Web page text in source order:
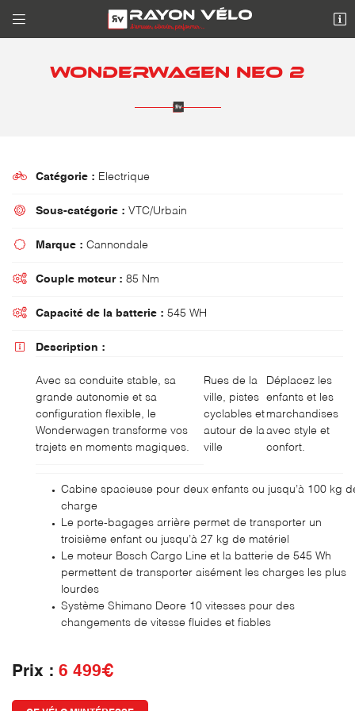
 
10 Avenue de l'Europe
01 39 90 01 42
 Adresse email de réception
Rafraîchir le captcha
En cochant cette case, vous consentez à recevoir nos propositions commerciales à
utilisantle formulaire de désinscription.
INSCRIPTION
WONDERWAGEN NEO 2
 Catégorie : Electrique
 Sous-catégorie : VTC/Urbain
 Marque : Cannondale
 Couple moteur : 85 Nm
 Capacité de la batterie : 545 WH
 Description :
Avec sa conduite stable, sa
grande autonomie et sa
configuration flexible, le
Wonderwagen transforme vos
trajets en moments magiques.
Rues de la
ville, pistes
cyclables et
autour de la
ville
Déplacez les
enfants et les
marchandises
avec style et
confort.
Cabine spacieuse pour deux enfants ou jusqu’à 100 kg
charge
Le porte-bagages arrière permet de transporter un
troisième enfant ou jusqu’à 27 kg de matériel
Le moteur Bosch Cargo Line et la batterie de 545 Wh
permettent de transporter aisément les charges les plus
lourdes
Système Shimano Deore 10 vitesses pour des
changements de vitesse fluides et fiables
Prix : 6 499€